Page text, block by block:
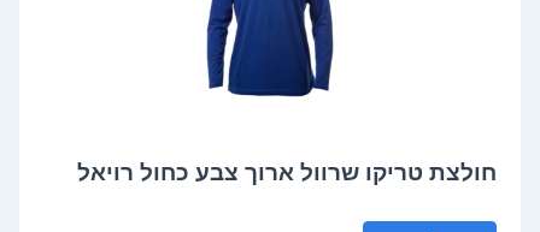
חולצת טריקו שרוול ארוך צבע כחול רויאל